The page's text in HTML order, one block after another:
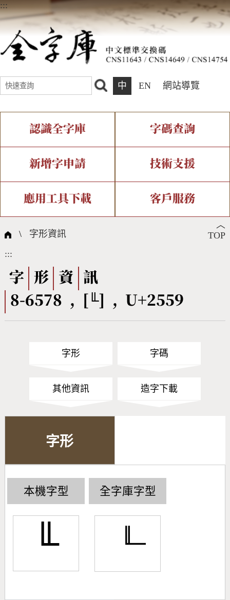
:::
中 EN 網站導覽
認識全字庫
全字庫介紹 全字庫現況
中文碼介紹 專有名詞介紹
國際字碼相關組織
字碼查詢
IDS查詢 部件查詢
複合查詢 注音查詢
筆畫查詢
筆順序查詢
CNS查詢 Unicode查詢
新增字申請
新字申請處理流程
技術支援
字形即時顯示 造字解決方案
全字庫授權 轉碼Web Service
應用工具下載
個人電腦造字處理工具
字形下載
客戶服務
問題集
熱門查詢統計
︿
TOP
\ 字形資訊
:::
字 形 資
訊
8-6578 , [╙] , U+2559
字形 字碼
其他資訊 造字下載
字形
本機字型
╙
全字庫字型